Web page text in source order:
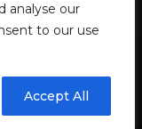
analyse our
to our use
Accept All
- JAI PEDROZA